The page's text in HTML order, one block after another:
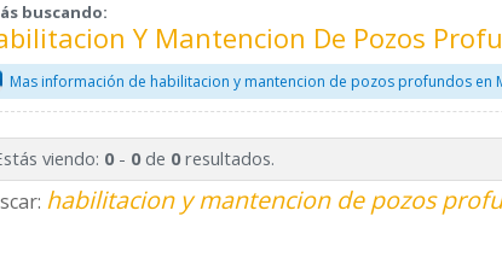
buscando:
Y Mantencion De Pozos
Mas información de habilitacion y mantencion de pozos profundos en
viendo: 0- 0de 0resultados.
habilitacion y mantencion de pozos